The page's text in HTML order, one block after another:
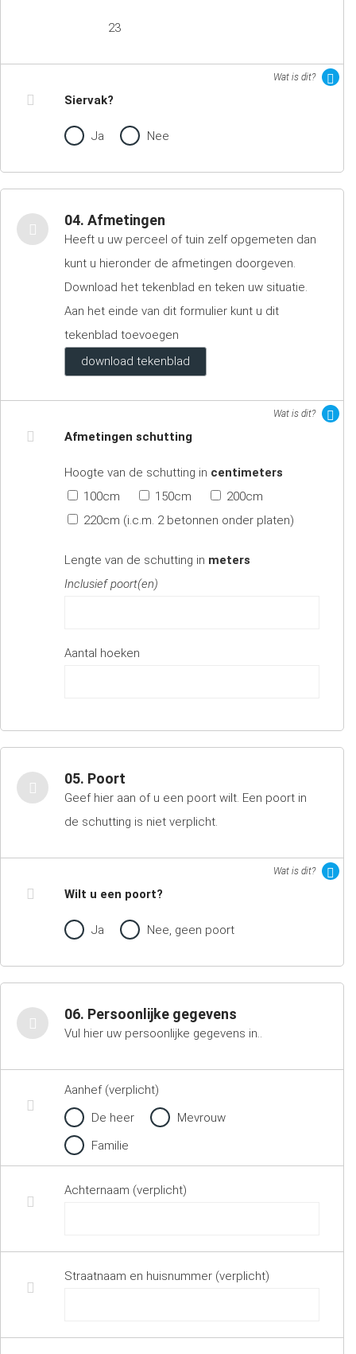
23
Wat is dit?
Siervak?
Ja Nee
04. Afmetingen
Heeft u uw perceel of tuin zelf opgemeten dan
kunt u hieronder de afmetingen doorgeven.
Download het tekenblad en teken uw situatie.
Aan het einde van dit formulier kunt u dit
tekenblad toevoegen
download tekenblad
Wat is dit?
Afmetingen schutting
Hoogte van de schutting in centimeters
100cm
150cm
200cm
220cm (i.c.m. 2 betonnen onder platen)
Lengte van de schutting in meters
Inclusief poort(en)
Aantal hoeken
05. Poort
Geef hier aan of u een poort wilt. Een poort in
de schutting is niet verplicht.
Wat is dit?
Wilt u een poort?
Ja Nee, geen poort
06. Persoonlijke gegevens
Vul hier uw persoonlijke gegevens in..
Aanhef (verplicht)
De heer
Mevrouw
Familie
Achternaam (verplicht)
Straatnaam en huisnummer (verplicht)